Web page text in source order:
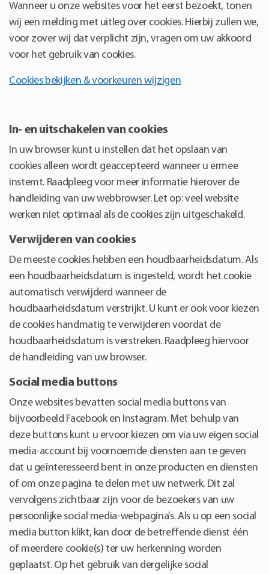
Wanneer u onze websites voor het eerst bezoekt, tonen
wij een melding met uitleg over cookies. Hierbij zullen we,
voor zover wij dat verplicht zijn, vragen om uw akkoord
voor het gebruik van cookies.
Cookies bekijken & voorkeuren wijzigen
In- en uitschakelen van cookies
In uw browser kunt u instellen dat het opslaan van
cookies alleen wordt geaccepteerd wanneer u ermee
instemt. Raadpleeg voor meer informatie hierover de
handleiding van uw webbrowser. Let op: veel website
werken niet optimaal als de cookies zijn uitgeschakeld.
Verwijderen van cookies
De meeste cookies hebben een houdbaarheidsdatum. Als
een houdbaarheidsdatum is ingesteld, wordt het cookie
automatisch verwijderd wanneer de
houdbaarheidsdatum verstrijkt. U kunt er ook voor kiezen
de cookies handmatig te verwijderen voordat de
houdbaarheidsdatum is verstreken. Raadpleeg hiervoor
de handleiding van uw browser.
Social media buttons
Onze websites bevatten social media buttons van
bijvoorbeeld Facebook en Instagram. Met behulp van
deze buttons kunt u ervoor kiezen om via uw eigen social
media-account bij voornoemde diensten aan te geven
dat u geïnteresseerd bent in onze producten en diensten
of om onze pagina te delen met uw netwerk. Dit zal
vervolgens zichtbaar zijn voor de bezoekers van uw
persoonlijke social media-webpagina’s. Als u op een social
media button klikt, kan door de betreffende dienst één
of meerdere cookie(s) ter uw herkenning worden
geplaatst. Op het gebruik van dergelijke social